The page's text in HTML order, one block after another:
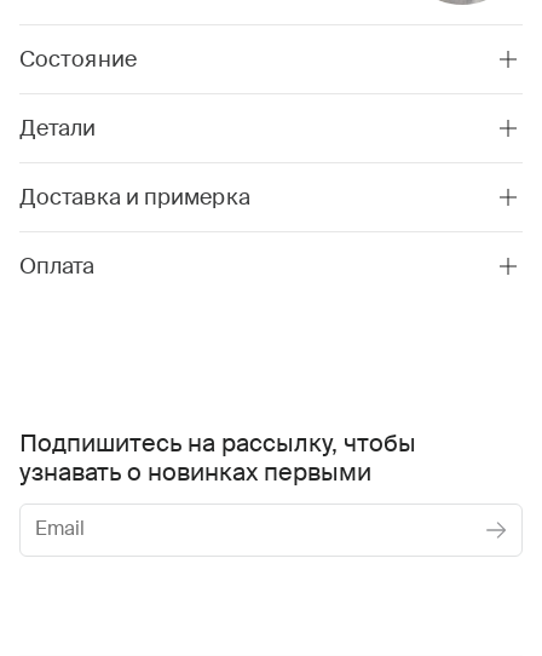
Состояние
Детали
Доставка и примерка
Оплата
Подпишитесь на рассылку, чтобы
узнавать о новинках первыми